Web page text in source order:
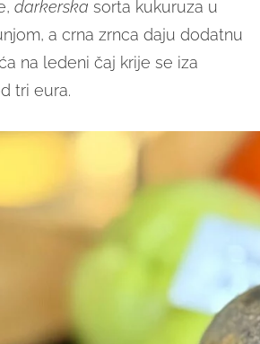
darkerska sorta kukuruza u
a crna zrnca daju dodatnu
na ledeni čaj krije se iza
tri eura.